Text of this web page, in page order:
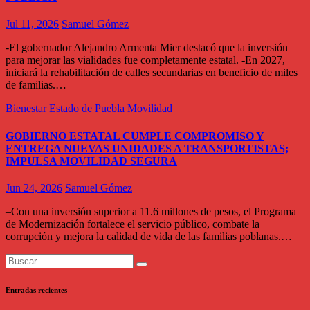
Jul 11, 2026 Samuel Gómez
-El gobernador Alejandro Armenta Mier destacó que la inversión
para mejorar las vialidades fue completamente estatal. -En 2027,
iniciará la rehabilitación de calles secundarias en beneficio de miles
de familias.…
BienestarEstado de Puebla Movilidad
GOBIERNO ESTATAL CUMPLE COMPROMISO Y
ENTREGA NUEVAS UNIDADES A TRANSPORTISTAS;
IMPULSA MOVILIDAD SEGURA
Jun 24, 2026 Samuel Gómez
–Con una inversión superior a 11.6 millones de pesos, el Programa
de Modernización fortalece el servicio público, combate la
corrupción y mejora la calidad de vida de las familias poblanas.…
Entradas recientes